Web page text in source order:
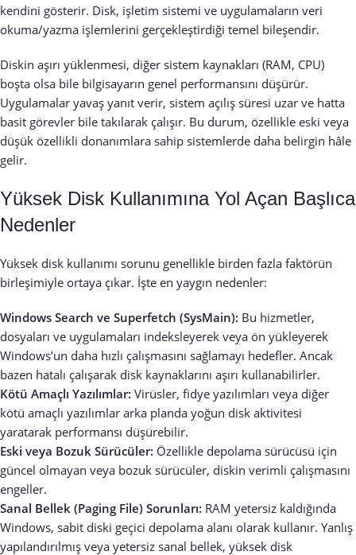
kendini gösterir. Disk, işletim sistemi ve uygulamaların veri
okuma/yazma işlemlerini gerçekleştirdiği temel bileşendir.
Diskin aşırı yüklenmesi, diğer sistem kaynakları (RAM, CPU)
boşta olsa bile bilgisayarın genel performansını düşürür.
Uygulamalar yavaş yanıt verir, sistem açılış süresi uzar ve hatta
basit görevler bile takılarak çalışır. Bu durum, özellikle eski veya
düşük özellikli donanımlara sahip sistemlerde daha belirgin hâle
gelir.
Yüksek Disk Kullanımına Yol Açan Başlıca
Nedenler
Yüksek disk kullanımı sorunu genellikle birden fazla faktörün
birleşimiyle ortaya çıkar. İşte en yaygın nedenler:
Windows Search ve Superfetch (SysMain): Bu hizmetler,
dosyaları ve uygulamaları indeksleyerek veya ön yükleyerek
Windows’un daha hızlı çalışmasını sağlamayı hedefler. Ancak
bazen hatalı çalışarak disk kaynaklarını aşırı kullanabilirler.
Kötü Amaçlı Yazılımlar: Virüsler, fidye yazılımları veya diğer
kötü amaçlı yazılımlar arka planda yoğun disk aktivitesi
yaratarak performansı düşürebilir.
Eski veya Bozuk Sürücüler: Özellikle depolama sürücüsü için
güncel olmayan veya bozuk sürücüler, diskin verimli çalışmasını
engeller.
Sanal Bellek (Paging File) Sorunları: RAM yetersiz kaldığında
Windows, sabit diski geçici depolama alanı olarak kullanır. Yanlış
yapılandırılmış veya yetersiz sanal bellek, yüksek disk